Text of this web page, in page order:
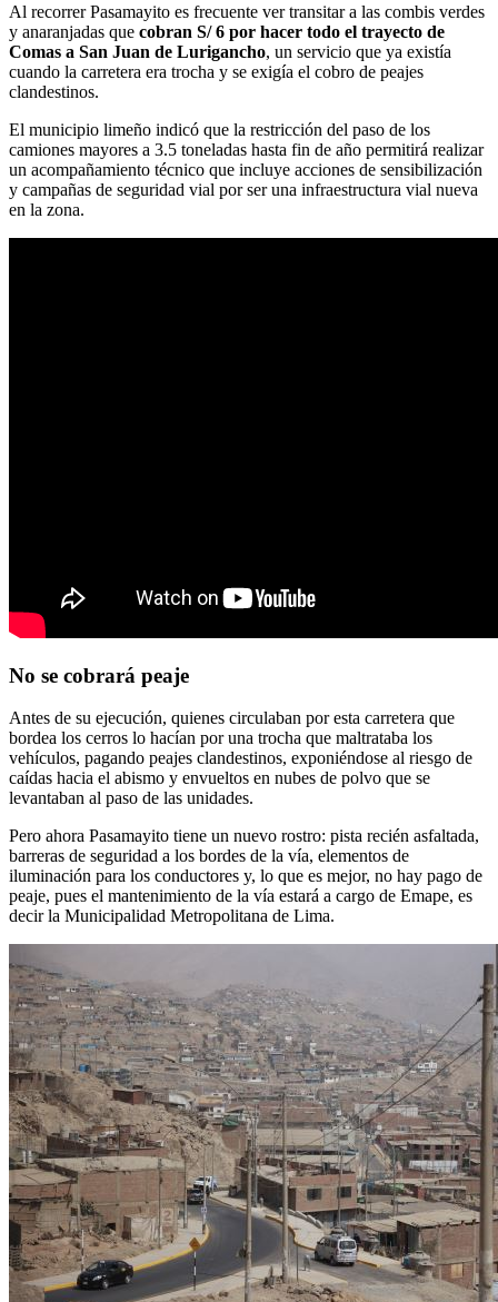
Al recorrer Pasamayito es frecuente ver transitar a las combis verdes
y anaranjadas que cobran S/ 6 por hacer todo el trayecto de
Comas a San Juan de Lurigancho, un servicio que ya existía
cuando la carretera era trocha y se exigía el cobro de peajes
clandestinos.
El municipio limeño indicó que la restricción del paso de los
camiones mayores a 3.5 toneladas hasta fin de año permitirá realizar
un acompañamiento técnico que incluye acciones de sensibilización
y campañas de seguridad vial por ser una infraestructura vial nueva
en la zona.
No se cobrará peaje
Antes de su ejecución, quienes circulaban por esta carretera que
bordea los cerros lo hacían por una trocha que maltrataba los
vehículos, pagando peajes clandestinos, exponiéndose al riesgo de
caídas hacia el abismo y envueltos en nubes de polvo que se
levantaban al paso de las unidades.
Pero ahora Pasamayito tiene un nuevo rostro: pista recién asfaltada,
barreras de seguridad a los bordes de la vía, elementos de
iluminación para los conductores y, lo que es mejor, no hay pago de
peaje, pues el mantenimiento de la vía estará a cargo de Emape, es
decir la Municipalidad Metropolitana de Lima.